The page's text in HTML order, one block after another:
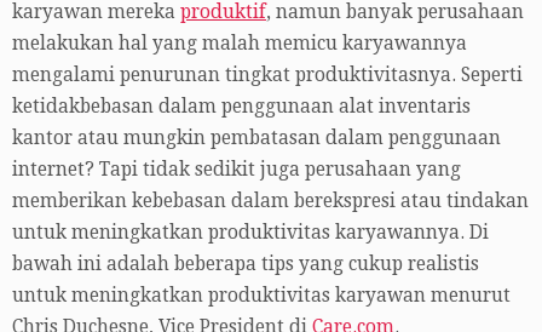
karyawan mereka produktif, namun banyak perusahaan
melakukan hal yang malah memicu karyawannya
mengalami penurunan tingkat produktivitasnya. Seperti
ketidakbebasan dalam penggunaan alat inventaris
kantor atau mungkin pembatasan dalam penggunaan
internet? Tapi tidak sedikit juga perusahaan yang
memberikan kebebasan dalam berekspresi atau tindakan
untuk meningkatkan produktivitas karyawannya. Di
bawah ini adalah beberapa tips yang cukup realistis
untuk meningkatkan produktivitas karyawan menurut
Chris Duchesne, Vice President di Care.com.